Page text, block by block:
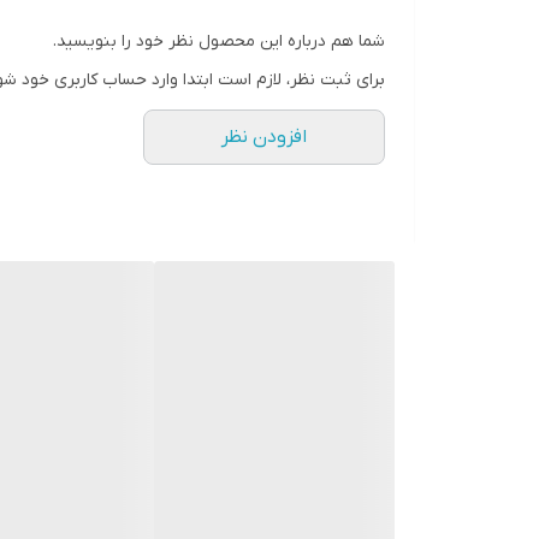
شما هم درباره این محصول نظر خود را بنویسید.
برای ثبت نظر، لازم است ابتدا وارد حساب کاربری خود
افزودن نظر